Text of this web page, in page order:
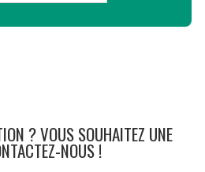
? VOUS SOUHAITEZ UNE
NOUS !